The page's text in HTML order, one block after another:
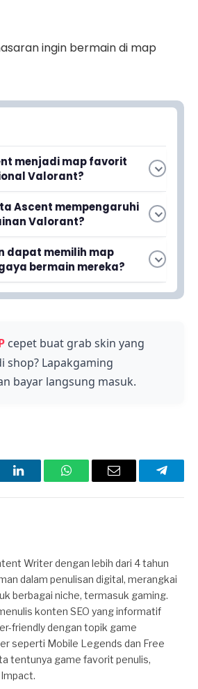
ingin bermain di map
menjadi map favorit
Valorant?
pemain profesional karena
yang strategis dan
yang baik antara tim
meskipun tampilannya
kompleks dalam taktik
Ascent mempengaruhi
Valorant?
strategi
lokasi strategis, callout yang
yang beragam, sehingga
taktik sesuai
dapat memilih map
bermain mereka?
memiliki kebebasan untuk
dalam strategi tim.
cepet buat grab skin yang
shop? Lapakgaming
bayar langsung masuk.
LinkedInWhatsAppEmail
Writer dengan lebih dari 4 tahun
dalam penulisan digital, merangkai
berbagai niche, termasuk gaming.
konten SEO yang informatif
friendly dengan topik game
seperti Mobile Legends dan Free
tentunya game favorit penulis,